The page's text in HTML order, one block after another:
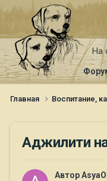
На
Главная Воспитание,
Аджилити
Автор